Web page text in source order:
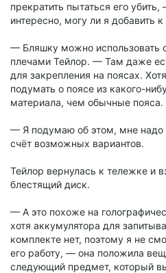
прекратить пытаться его
интересно, могу ли я добавить
— Бляшку можно
плечами Тейлор. — Там даже
для закрепления на поясах.
подумать о поясе из какого-
материала, чем обычные пояса.
— Я подумаю об этом, мне надо
счёт возможных вариантов.
Тейлор вернулась к тележке и
блестящий диск.
— А это похоже на
хотя аккумулятора для
комплекте нет, поэтому я не
его работу, — она положила
следующий предмет, который